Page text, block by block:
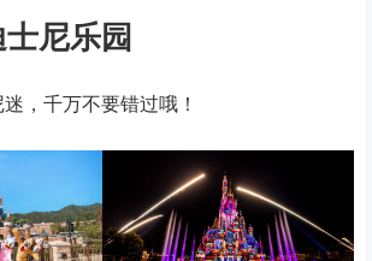
尼乐园
，千万不要错过哦！